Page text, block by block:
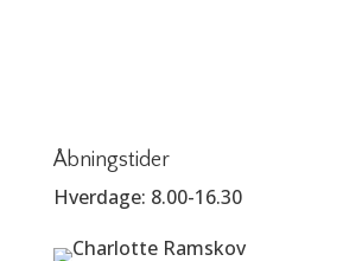
Åbningstider
Hverdage: 8.00-16.30